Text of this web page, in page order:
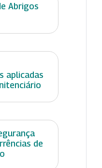
Abrigos
aplicadas
de